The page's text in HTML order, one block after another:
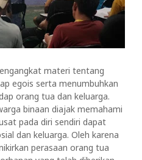
materi tentang
egois serta menumbuhkan
orang tua dan keluarga.
binaan diajak memahami
pada diri sendiri dapat
dan keluarga. Oleh karena
perasaan orang tua